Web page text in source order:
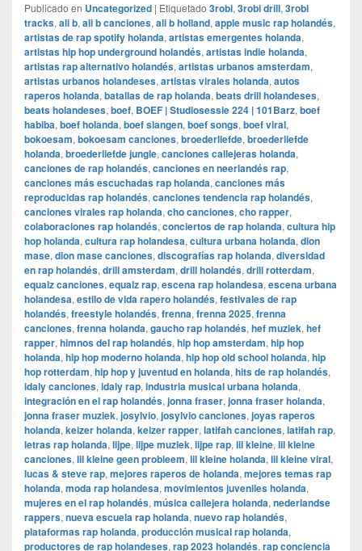
Publicado en Uncategorized | Etiquetado 3robi, 3robi drill, 3robi
tracks, ali b, ali b canciones, ali b holland, apple music rap holandés,
artistas de rap spotify holanda, artistas emergentes holanda,
artistas hip hop underground holandés, artistas indie holanda,
artistas rap alternativo holandés, artistas urbanos amsterdam,
artistas urbanos holandeses, artistas virales holanda, autos
raperos holanda, batallas de rap holanda, beats drill holandeses,
beats holandeses, boef, BOEF | Studiosessie 224 | 101Barz, boef
habiba, boef holanda, boef slangen, boef songs, boef viral,
bokoesam, bokoesam canciones, broederliefde, broederliefde
holanda, broederliefde jungle, canciones callejeras holanda,
canciones de rap holandés, canciones en neerlandés rap,
canciones más escuchadas rap holanda, canciones más
reproducidas rap holandés, canciones tendencia rap holandés,
canciones virales rap holanda, cho canciones, cho rapper,
colaboraciones rap holandés, conciertos de rap holanda, cultura hip
hop holanda, cultura rap holandesa, cultura urbana holanda, dion
mase, dion mase canciones, discografías rap holanda, diversidad
en rap holandés, drill amsterdam, drill holandés, drill rotterdam,
equalz canciones, equalz rap, escena rap holandesa, escena urbana
holandesa, estilo de vida rapero holandés, festivales de rap
holandés, freestyle holandés, frenna, frenna 2025, frenna
canciones, frenna holanda, gaucho rap holandés, hef muziek, hef
rapper, himnos del rap holandés, hip hop amsterdam, hip hop
holanda, hip hop moderno holanda, hip hop old school holanda, hip
hop rotterdam, hip hop y juventud en holanda, hits de rap holandés,
idaly canciones, idaly rap, industria musical urbana holanda,
integración en el rap holandés, jonna fraser, jonna fraser holanda,
jonna fraser muziek, josylvio, josylvio canciones, joyas raperos
holanda, keizer holanda, keizer rapper, latifah canciones, latifah rap,
letras rap holanda, lijpe, lijpe muziek, lijpe rap, lil kleine, lil kleine
canciones, lil kleine geen probleem, lil kleine holanda, lil kleine viral,
lucas & steve rap, mejores raperos de holanda, mejores temas rap
holanda, moda rap holandesa, movimientos juveniles holanda,
mujeres en el rap holandés, música callejera holanda, nederlandse
rappers, nueva escuela rap holanda, nuevo rap holandés,
plataformas rap holanda, producción musical rap holanda,
productores de rap holandeses, rap 2023 holandés, rap conciencia